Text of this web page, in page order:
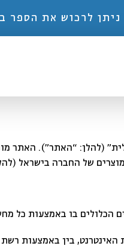
לרכוש את הספר
(להלן: “האתר”). האתר
של החברה בישראל
הכלולים בו באמצעות כל
בין באמצעות